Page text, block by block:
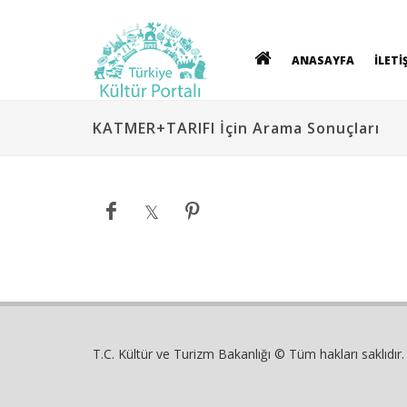
ANASAYFA
KATMER+TARIFI İçin Arama Sonuçları
T.C. Kültür ve Turizm Bakanlığı © Tüm hakları saklıdır.